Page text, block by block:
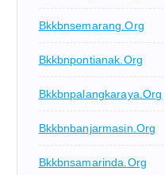
Bkkbnsemarang.org
Bkkbnpontianak.org
Bkkbnpalangkaraya.org
Bkkbnbanjarmasin.org
Bkkbnsamarinda.org